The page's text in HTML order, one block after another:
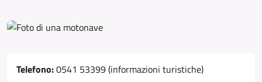
Telefono:0541 53399 (informazioni turistiche)